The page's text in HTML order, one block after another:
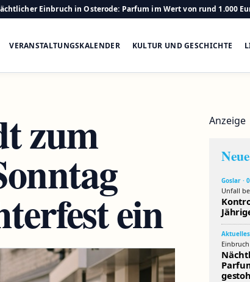
Einbruch in Osterode: Parfum im Wert von rund 1.000
VERANSTALTUNGSKALENDER KULTUR UND GESCHICHTE
zum
ein
Anzeige
Goslar ·
Unfall
Aktuelles